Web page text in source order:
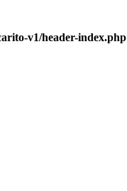
v1/header-index.php